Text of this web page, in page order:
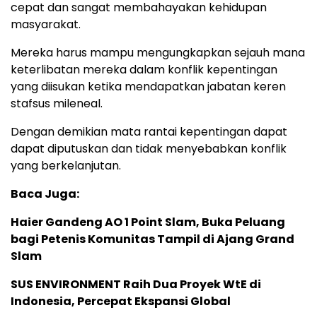
cepat dan sangat membahayakan kehidupan
masyarakat.
Mereka harus mampu mengungkapkan sejauh mana
keterlibatan mereka dalam konflik kepentingan
yang diisukan ketika mendapatkan jabatan keren
stafsus mileneal.
Dengan demikian mata rantai kepentingan dapat
dapat diputuskan dan tidak menyebabkan konflik
yang berkelanjutan.
Baca Juga:
Haier Gandeng AO 1 Point Slam, Buka Peluang
bagi Petenis Komunitas Tampil di Ajang Grand
Slam
SUS ENVIRONMENT Raih Dua Proyek WtE di
Indonesia, Percepat Ekspansi Global